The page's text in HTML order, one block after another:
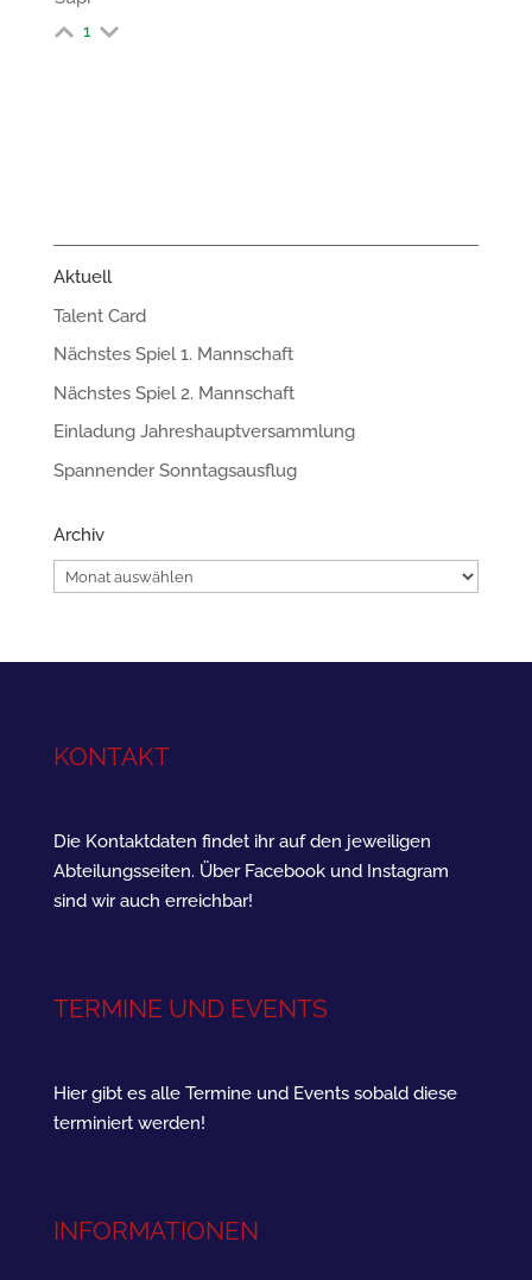
1
Aktuell
Talent Card
Nächstes Spiel 1. Mannschaft
Nächstes Spiel 2. Mannschaft
Einladung Jahreshauptversammlung
Spannender Sonntagsausflug
Archiv
Archiv
KONTAKT
Die Kontaktdaten findet ihr auf den jeweiligen
Abteilungsseiten. Über Facebook und Instagram
sind wir auch erreichbar!
TERMINE UND EVENTS
Hier gibt es alle Termine und Events sobald diese
terminiert werden!
INFORMATIONEN